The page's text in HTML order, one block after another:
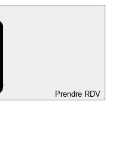
Prendre RDV